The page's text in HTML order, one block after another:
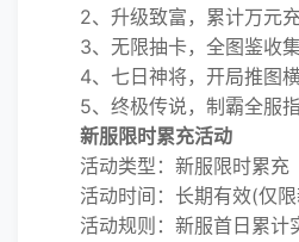
2、升级致富，累计万元
3、无限抽卡，全图鉴收
4、七日神将，开局推图
5、终极传说，制霸全服
新服限时累充活动
活动类型：新服限时累充
活动时间：长期有效(仅限
活动规则：新服首日累计